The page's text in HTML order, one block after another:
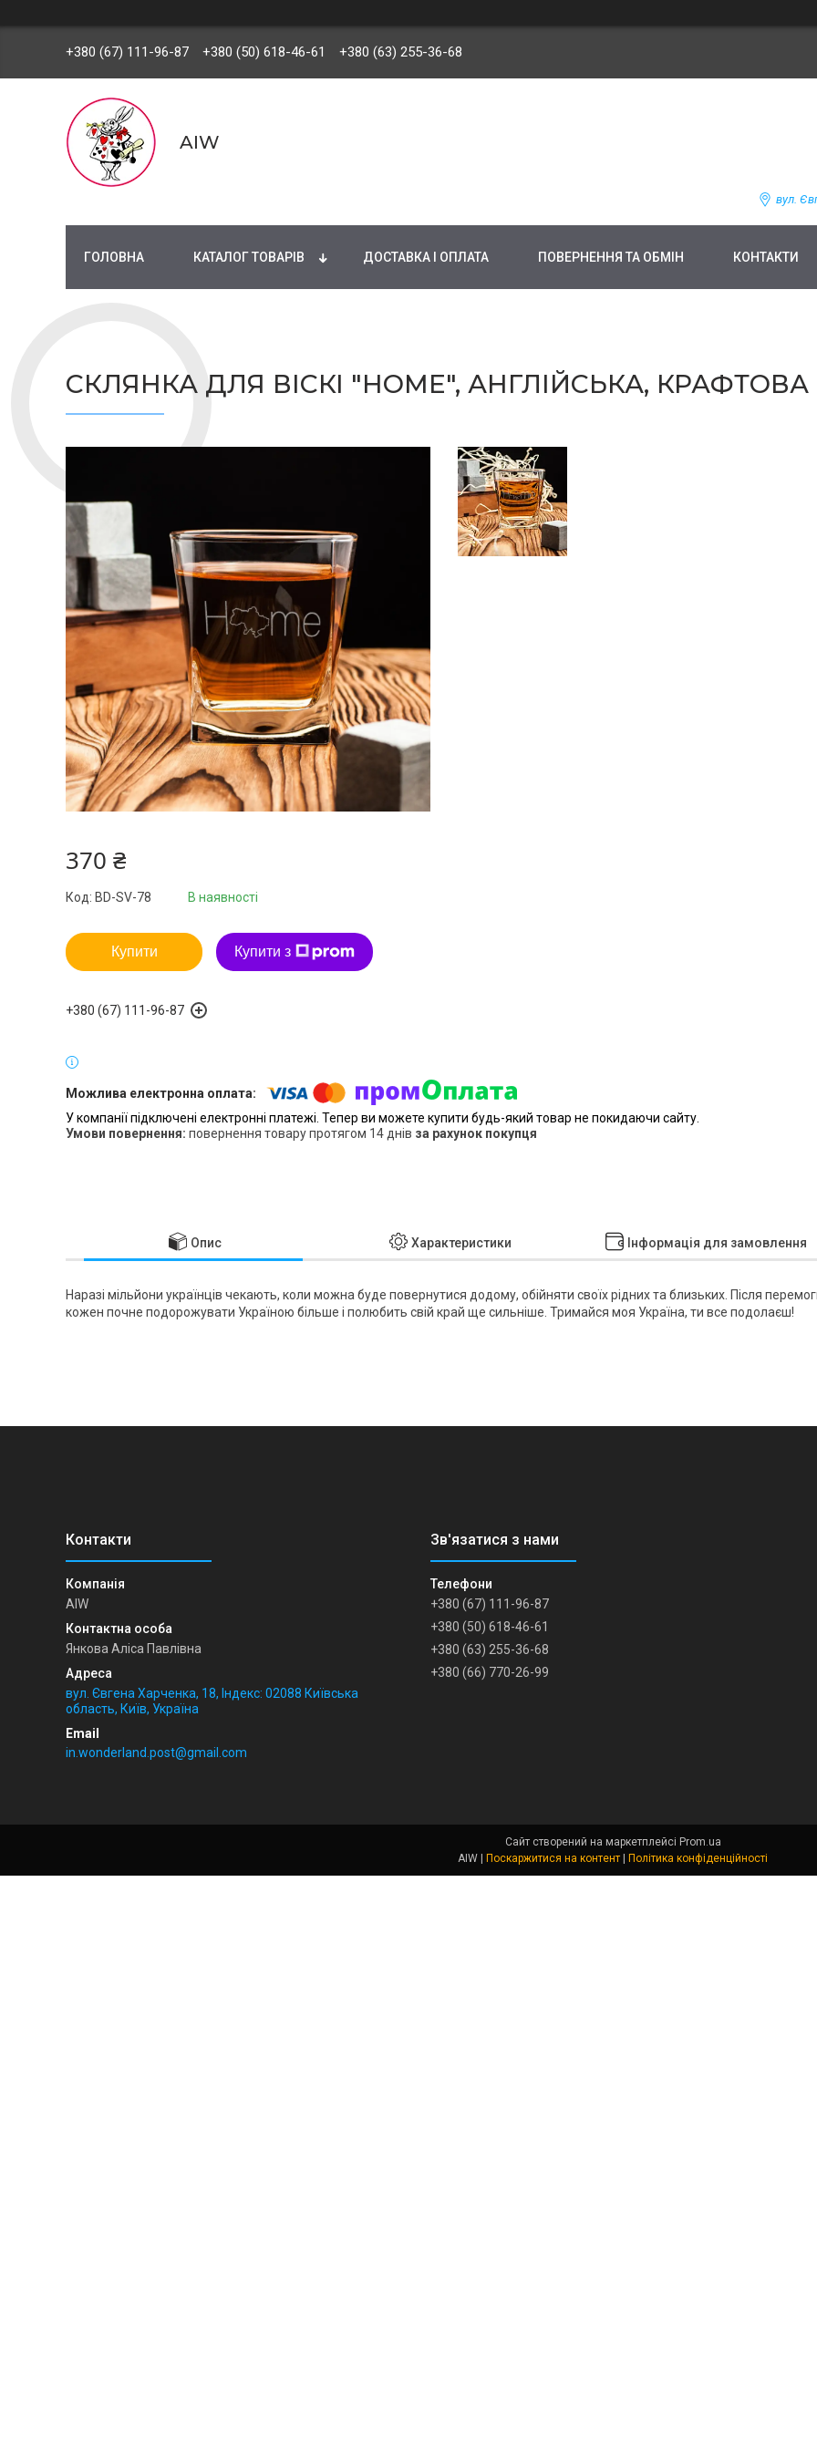
+380 (67) 111-96-87 +380 (50) 618-46-61 +380 (63) 255-36-68
AIW
вул.
ГОЛОВНА КАТАЛОГ ТОВАРІВ ДОСТАВКА І ОПЛАТА ПОВЕРНЕННЯ ТА ОБМІН КОНТАКТИ
СКЛЯНКА ДЛЯ ВІСКІ "HOME", АНГЛІЙСЬКА,
370 ₴
В наявності
Код: BD-SV-78
Купити Купити з
+380 (67) 111-96-87
У компанії підключені електронні платежі. Тепер ви можете купити будь-який товар не покидаючи сайту.
повернення товару протягом 14 днів за рахунок покупця
Опис Характеристики Інформація для замовлення
Наразі мільйони українців чекають, коли можна буде повернутися додому, обійняти своїх рідних та близьких. Після
кожен почне подорожувати Україною більше і полюбить свій край ще сильніше. Тримайся моя Україна, ти все подолаєш!
AIW
Янкова Аліса Павлівна
вул. Євгена Харченка, 18, Індекс: 02088 Київська
область, Київ, Україна
in.wonderland.post@gmail.com
+380 (67) 111-96-87
+380 (50) 618-46-61
+380 (63) 255-36-68
+380 (66) 770-26-99
Сайт створений на маркетплейсі Prom.ua
AIW | Поскаржитися на контент | Політика конфіденційності